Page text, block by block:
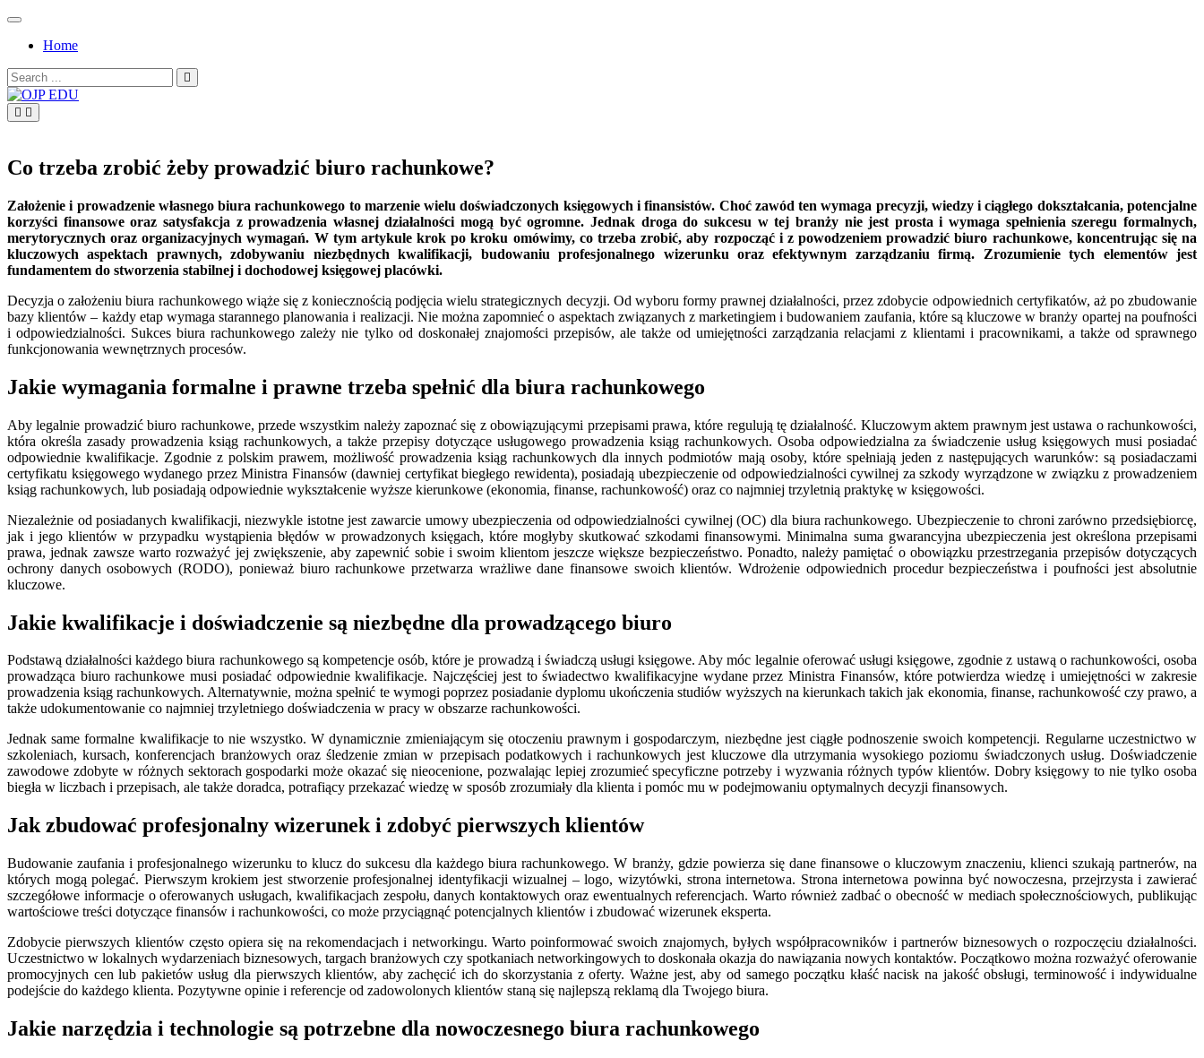
Skip
contentHome
Search
for:
Co trzeba zrobić żeby prowadzić biuro rachunkowe?
Założenie i prowadzenie własnego biura rachunkowego to marzenie wielu doświadczonych księgowych i finansistów. Choć zawód ten wymaga precyzji, wiedzy i ciągłego dokształcania, potencjalne
korzyści finansowe oraz satysfakcja z prowadzenia własnej działalności mogą być ogromne. Jednak droga do sukcesu w tej branży nie jest prosta i wymaga spełnienia szeregu formalnych,
merytorycznych oraz organizacyjnych wymagań. W tym artykule krok po kroku omówimy, co trzeba zrobić, aby rozpocząć i z powodzeniem prowadzić biuro rachunkowe, koncentrując się na
kluczowych aspektach prawnych, zdobywaniu niezbędnych kwalifikacji, budowaniu profesjonalnego wizerunku oraz efektywnym zarządzaniu firmą. Zrozumienie tych elementów jest
fundamentem do stworzenia stabilnej i dochodowej księgowej placówki.
Decyzja o założeniu biura rachunkowego wiąże się z koniecznością podjęcia wielu strategicznych decyzji. Od wyboru formy prawnej działalności, przez zdobycie odpowiednich certyfikatów, aż po zbudowanie
bazy klientów – każdy etap wymaga starannego planowania i realizacji. Nie można zapomnieć o aspektach związanych z marketingiem i budowaniem zaufania, które są kluczowe w branży opartej na poufności
i odpowiedzialności. Sukces biura rachunkowego zależy nie tylko od doskonałej znajomości przepisów, ale także od umiejętności zarządzania relacjami z klientami i pracownikami, a także od sprawnego
funkcjonowania wewnętrznych procesów.
Jakie wymagania formalne i prawne trzeba spełnić dla biura rachunkowego
Aby legalnie prowadzić biuro rachunkowe, przede wszystkim należy zapoznać się z obowiązującymi przepisami prawa, które regulują tę działalność. Kluczowym aktem prawnym jest ustawa o rachunkowości,
która określa zasady prowadzenia ksiąg rachunkowych, a także przepisy dotyczące usługowego prowadzenia ksiąg rachunkowych. Osoba odpowiedzialna za świadczenie usług księgowych musi posiadać
odpowiednie kwalifikacje. Zgodnie z polskim prawem, możliwość prowadzenia ksiąg rachunkowych dla innych podmiotów mają osoby, które spełniają jeden z następujących warunków: są posiadaczami
certyfikatu księgowego wydanego przez Ministra Finansów (dawniej certyfikat biegłego rewidenta), posiadają ubezpieczenie od odpowiedzialności cywilnej za szkody wyrządzone w związku z prowadzeniem
ksiąg rachunkowych, lub posiadają odpowiednie wykształcenie wyższe kierunkowe (ekonomia, finanse, rachunkowość) oraz co najmniej trzyletnią praktykę w księgowości.
Niezależnie od posiadanych kwalifikacji, niezwykle istotne jest zawarcie umowy ubezpieczenia od odpowiedzialności cywilnej (OC) dla biura rachunkowego. Ubezpieczenie to chroni zarówno przedsiębiorcę,
jak i jego klientów w przypadku wystąpienia błędów w prowadzonych księgach, które mogłyby skutkować szkodami finansowymi. Minimalna suma gwarancyjna ubezpieczenia jest określona przepisami
prawa, jednak zawsze warto rozważyć jej zwiększenie, aby zapewnić sobie i swoim klientom jeszcze większe bezpieczeństwo. Ponadto, należy pamiętać o obowiązku przestrzegania przepisów dotyczących
ochrony danych osobowych (RODO), ponieważ biuro rachunkowe przetwarza wrażliwe dane finansowe swoich klientów. Wdrożenie odpowiednich procedur bezpieczeństwa i poufności jest absolutnie
kluczowe.
Jakie kwalifikacje i doświadczenie są niezbędne dla prowadzącego biuro
Podstawą działalności każdego biura rachunkowego są kompetencje osób, które je prowadzą i świadczą usługi księgowe. Aby móc legalnie oferować usługi księgowe, zgodnie z ustawą o rachunkowości, osoba
prowadząca biuro rachunkowe musi posiadać odpowiednie kwalifikacje. Najczęściej jest to świadectwo kwalifikacyjne wydane przez Ministra Finansów, które potwierdza wiedzę i umiejętności w zakresie
prowadzenia ksiąg rachunkowych. Alternatywnie, można spełnić te wymogi poprzez posiadanie dyplomu ukończenia studiów wyższych na kierunkach takich jak ekonomia, finanse, rachunkowość czy prawo, a
także udokumentowanie co najmniej trzyletniego doświadczenia w pracy w obszarze rachunkowości.
Jednak same formalne kwalifikacje to nie wszystko. W dynamicznie zmieniającym się otoczeniu prawnym i gospodarczym, niezbędne jest ciągłe podnoszenie swoich kompetencji. Regularne uczestnictwo w
szkoleniach, kursach, konferencjach branżowych oraz śledzenie zmian w przepisach podatkowych i rachunkowych jest kluczowe dla utrzymania wysokiego poziomu świadczonych usług. Doświadczenie
zawodowe zdobyte w różnych sektorach gospodarki może okazać się nieocenione, pozwalając lepiej zrozumieć specyficzne potrzeby i wyzwania różnych typów klientów. Dobry księgowy to nie tylko osoba
biegła w liczbach i przepisach, ale także doradca, potrafiący przekazać wiedzę w sposób zrozumiały dla klienta i pomóc mu w podejmowaniu optymalnych decyzji finansowych.
Jak zbudować profesjonalny wizerunek i zdobyć pierwszych klientów
Budowanie zaufania i profesjonalnego wizerunku to klucz do sukcesu dla każdego biura rachunkowego. W branży, gdzie powierza się dane finansowe o kluczowym znaczeniu, klienci szukają partnerów, na
których mogą polegać. Pierwszym krokiem jest stworzenie profesjonalnej identyfikacji wizualnej – logo, wizytówki, strona internetowa. Strona internetowa powinna być nowoczesna, przejrzysta i zawierać
szczegółowe informacje o oferowanych usługach, kwalifikacjach zespołu, danych kontaktowych oraz ewentualnych referencjach. Warto również zadbać o obecność w mediach społecznościowych, publikując
wartościowe treści dotyczące finansów i rachunkowości, co może przyciągnąć potencjalnych klientów i zbudować wizerunek eksperta.
Zdobycie pierwszych klientów często opiera się na rekomendacjach i networkingu. Warto poinformować swoich znajomych, byłych współpracowników i partnerów biznesowych o rozpoczęciu działalności.
Uczestnictwo w lokalnych wydarzeniach biznesowych, targach branżowych czy spotkaniach networkingowych to doskonała okazja do nawiązania nowych kontaktów. Początkowo można rozważyć oferowanie
promocyjnych cen lub pakietów usług dla pierwszych klientów, aby zachęcić ich do skorzystania z oferty. Ważne jest, aby od samego początku kłaść nacisk na jakość obsługi, terminowość i indywidualne
podejście do każdego klienta. Pozytywne opinie i referencje od zadowolonych klientów staną się najlepszą reklamą dla Twojego biura.
Jakie narzędzia i technologie są potrzebne dla nowoczesnego biura rachunkowego